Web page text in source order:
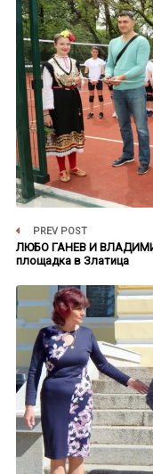
PREV POST
ЛЮБО ГАНЕВ И
площадка в Златица